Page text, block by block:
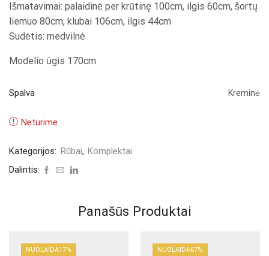
Išmatavimai: palaidinė per krūtinę 100cm, ilgis 60cm, šortų
liemuo 80cm, klubai 106cm, ilgis 44cm
Sudėtis: medvilnė
Modelio ūgis 170cm
Spalva Kreminė
Neturime
Kategorijos: Rūbai, Komplektai
Dalintis:
Panašūs Produktai
NUOLAIDA17% NUOLAIDA67%